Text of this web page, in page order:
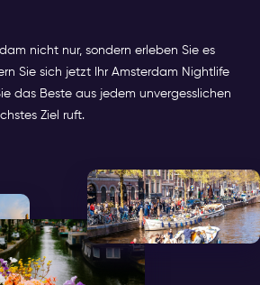
nicht nur, sondern erleben Sie es
Sie sich jetzt Ihr Amsterdam Nightlife
das Beste aus jedem unvergesslichen
Ziel ruft.